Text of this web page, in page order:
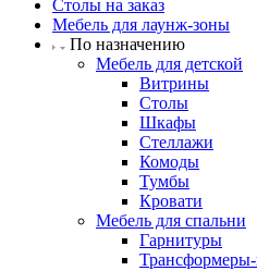
Столы на заказ
Мебель для лаунж-зоны
По назначению
Мебель для детской
Витрины
Столы
Шкафы
Стеллажи
Комоды
Тумбы
Кровати
Мебель для спальни
Гарнитуры
Трансформеры-